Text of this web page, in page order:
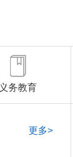
义务教育
更多>